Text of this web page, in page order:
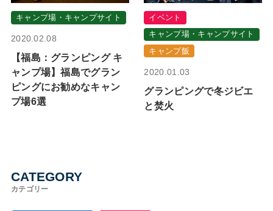
キャンプ場・キャンプサイト
2020.02.08
【福島：グランピング キ
ャンプ場】福島でグラン
ピングにお勧めなキャン
プ場6選
イベント
キャンプ場・キャンプサイト
キャンプ飯
2020.01.03
グランピングで冬ジビエ
と焚火
CATEGORY
カテゴリー